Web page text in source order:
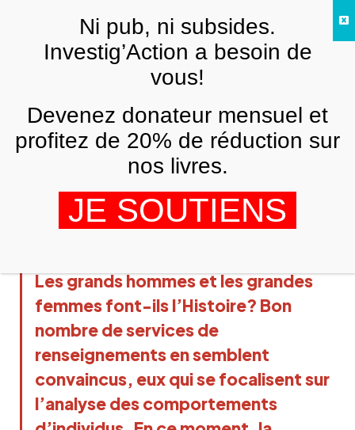
Les limites des services de
renseignements israéliens: Un
problème avec Yahya Sinwar?
Les grands hommes et les grandes
femmes font-ils l’Histoire? Bon
nombre de services de
renseignements en semblent
convaincus, eux qui se focalisent sur
l’analyse des comportements
ANALYSES ET TÉMOIGNAGES
FRNi pub, ni subsides.
Investig’Action a besoin de
vous!
Devenez donateur mensuel et
profitez de 20% de réduction sur
nos livres.
JE SOUTIENS